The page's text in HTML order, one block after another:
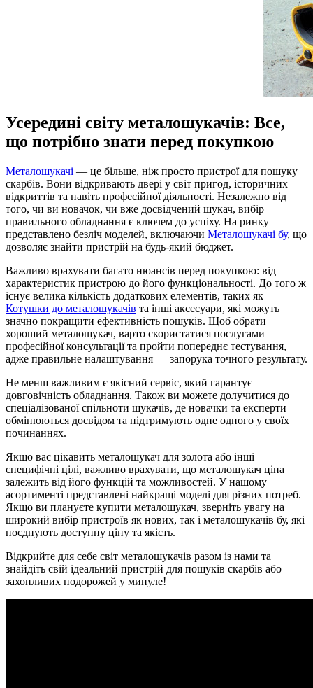
Усередині світу металошукачів: Все,
що потрібно знати перед покупкою
Металошукачі — це більше, ніж просто пристрої для пошуку
скарбів. Вони відкривають двері у світ пригод, історичних
відкриттів та навіть професійної діяльності. Незалежно від
того, чи ви новачок, чи вже досвідчений шукач, вибір
правильного обладнання є ключем до успіху. На ринку
представлено безліч моделей, включаючи Металошукачі бу, що
дозволяє знайти пристрій на будь-який бюджет.
Важливо врахувати багато нюансів перед покупкою: від
характеристик пристрою до його функціональності. До того ж
існує велика кількість додаткових елементів, таких як
Котушки до металошукачів та інші аксесуари, які можуть
значно покращити ефективність пошуків. Щоб обрати
хороший металошукач, варто скористатися послугами
професійної консультації та пройти попереднє тестування,
адже правильне налаштування — запорука точного результату.
Не менш важливим є якісний сервіс, який гарантує
довговічність обладнання. Також ви можете долучитися до
спеціалізованої спільноти шукачів, де новачки та експерти
обмінюються досвідом та підтримують одне одного у своїх
починаннях.
Якщо вас цікавить металошукач для золота або інші
специфічні цілі, важливо врахувати, що металошукач ціна
залежить від його функцій та можливостей. У нашому
асортименті представлені найкращі моделі для різних потреб.
Якщо ви плануєте купити металошукач, зверніть увагу на
широкий вибір пристроїв як нових, так і металошукачів бу, які
поєднують доступну ціну та якість.
Відкрийте для себе світ металошукачів разом із нами та
знайдіть свій ідеальний пристрій для пошуків скарбів або
захопливих подорожей у минуле!